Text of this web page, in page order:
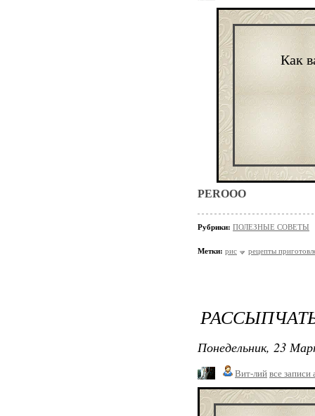
Как
PEROOO
Рубрики: ПОЛЕЗНЫЕ СОВЕТЫ
Метки: рис рецепты
Понедельник, 23
Вит-лий все записи